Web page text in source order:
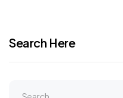
Search Here